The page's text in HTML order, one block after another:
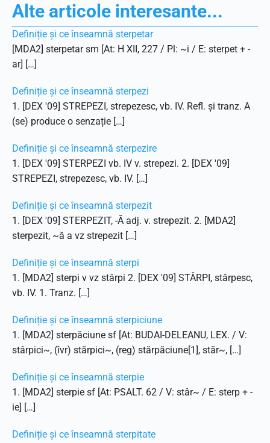
Alte articole interesante...
Definiție și ce înseamnă sterpetar
[MDA2] sterpetar sm [At: H XII, 227 / Pl: ~i / E: sterpet + -
ar] […]
Definiție și ce înseamnă sterpezi
1. [DEX '09] STREPEZI, strepezesc, vb. IV. Refl. și tranz. A
(se) produce o senzație […]
Definiție și ce înseamnă sterpezire
1. [DEX '09] STERPEZI vb. IV v. strepezi. 2. [DEX '09]
STREPEZI, strepezesc, vb. IV. […]
Definiție și ce înseamnă sterpezit
1. [DEX '09] STERPEZIT, -Ă adj. v. strepezit. 2. [MDA2]
sterpezit, ~ă a vz strepezit […]
Definiție și ce înseamnă sterpi
1. [MDA2] sterpi v vz stârpi 2. [DEX '09] STÂRPI, stârpesc,
vb. IV. 1. Tranz. […]
Definiție și ce înseamnă sterpiciune
1. [MDA2] sterpăciune sf [At: BUDAI-DELEANU, LEX. / V:
stârpici~, (îvr) stărpici~, (reg) stărpăciune[1], stăr~, […]
Definiție și ce înseamnă sterpie
1. [MDA2] sterpie sf [At: PSALT. 62 / V: stâr~ / E: sterp + -
ie] […]
Definiție și ce înseamnă sterpitate